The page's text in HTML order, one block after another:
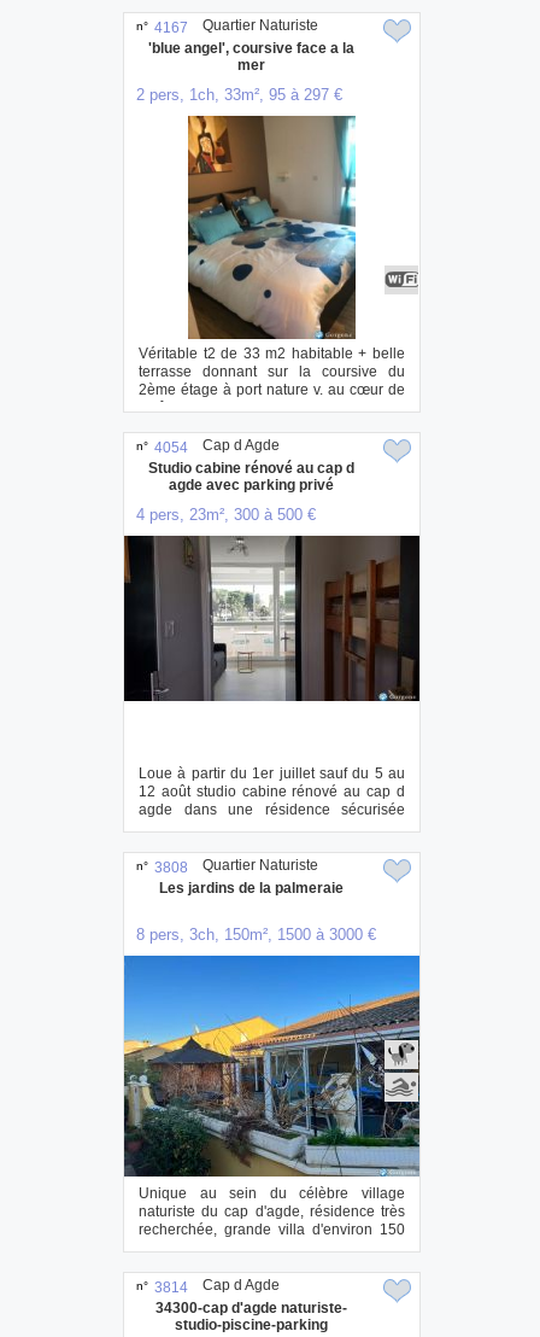
n° 4167
'blue angel', coursive face a la
mer
2 pers, 1ch, 33m², 95 à 297 €
Véritable t2 de 33 m2 habitable + belle
terrasse donnant sur la coursive du
2ème étage à port nature v. au cœur de
la fê...
Quartier Naturiste
n° 4054
Studio cabine rénové au cap d
agde avec parking privé
4 pers, 23m², 300 à 500 €
Loue à partir du 1er juillet sauf du 5 au
12 août studio cabine rénové au cap d
agde dans une résidence sécurisée
avec...
Cap d Agde
n° 3808
Les jardins de la palmeraie
8 pers, 3ch, 150m², 1500 à 3000 €
Unique au sein du célèbre village
naturiste du cap d'agde, résidence très
recherchée, grande villa d'environ 150
m2 avec...
Quartier Naturiste
n° 3814
34300-cap d'agde naturiste-
studio-piscine-parking
Cap d Agde